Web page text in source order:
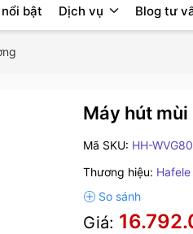
bật Dịch vụ Blog tư
Máy hút
Mã SKU: HH-
Thương hiệu: Hafele
Giá: